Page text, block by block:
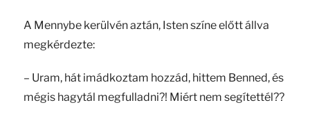
A Mennybe kerülvén aztán, Isten színe előtt állva
megkérdezte:
– Uram, hát imádkoztam hozzád, hittem Benned, és
mégis hagytál megfulladni?! Miért nem segítettél??